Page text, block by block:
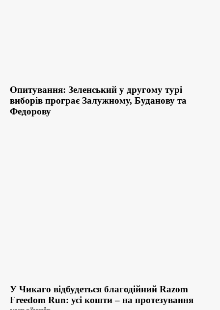
Опитування: Зеленський у другому турі
виборів програє Залужному, Буданову та
Федорову
У Чикаго відбудеться благодійний Razom
Freedom Run: усі кошти – на протезування